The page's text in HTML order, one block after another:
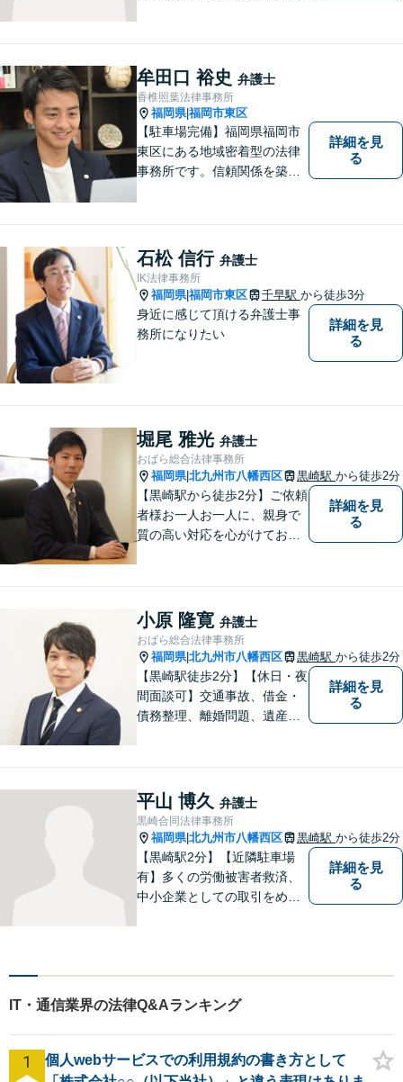
倫慰謝料のご相談は初回無料
です。【夜間・土日対応】
牟田口 裕史 弁護士
香椎照葉法律事務所
福岡県|福岡市東区
【駐車場完備】福岡県福岡市
東区にある地域密着型の法律
事務所です。信頼関係を築
も構いませんので、お困りの
方は気軽にご相談ください。
詳細を見
る
石松 信行 弁護士
IK法律事務所
福岡県|福岡市東区 千早駅 から徒歩3分
身近に感じて頂ける弁護士事
務所になりたい
詳細を見
る
堀尾 雅光 弁護士
おばら総合法律事務所
福岡県|北九州市八幡西区 黒崎駅 から徒歩2分
【黒崎駅から徒歩2分】ご依頼
者様お一人お一人に、親身で
質の高い対応を心がけており
応可能。英語での法律相談・
英文契約書の作成・チェック
も対応可能です。
詳細を見
る
小原 隆寛 弁護士
おばら総合法律事務所
福岡県|北九州市八幡西区 黒崎駅 から徒歩2分
【黒崎駅徒歩2分】【休日・夜
間面談可】交通事故、借金・
債務整理、離婚問題、遺産相
と弁護士に相談してもいいの
かな」と思わず、遠慮なくご
相談ください。
詳細を見
る
平山 博久 弁護士
黒崎合同法律事務所
福岡県|北九州市八幡西区 黒崎駅 から徒歩2分
【黒崎駅2分】【近隣駐車場
有】多くの労働被害者救済、
中小企業としての取引をめぐ
イスを行うことができます。
どんなことでもお気軽にご相
談ください。
詳細を見
る
IT・通信業界の法律Q&Aランキング
1
個人webサービスでの利用規約の書き方として